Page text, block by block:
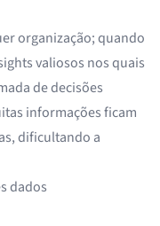
organização; quando
valiosos nos quais
de decisões
informações ficam
dificultando a
dados